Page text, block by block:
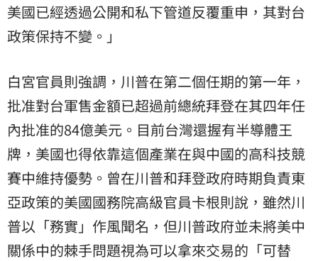
美國已經透過公開和私下管道反覆重申，其對台
政策保持不變。」
白宮官員則強調，川普在第二個任期的第一年，
批准對台軍售金額已超過前總統拜登在其四年任
內批准的84億美元。目前台灣還握有半導體王
牌，美國也得依靠這個產業在與中國的高科技競
賽中維持優勢。曾在川普和拜登政府時期負責東
亞政策的美國國務院高級官員卡根則說，雖然川
普以「務實」作風聞名，但川普政府並未將美中
關係中的棘手問題視為可以拿來交易的「可替